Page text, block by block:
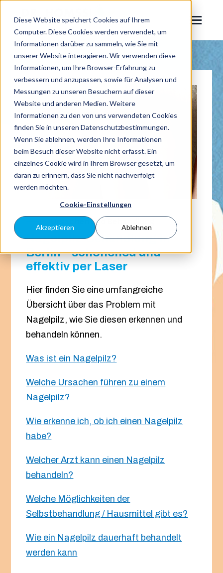
Diese Website speichert Cookies auf Ihrem
Computer. Diese Cookies werden verwendet, um
Informationen darüber zu sammeln, wie Sie mit
unserer Website interagieren. Wir verwenden diese
Informationen, um Ihre Browser-Erfahrung zu
verbessern und anzupassen, sowie für Analysen und
Messungen zu unseren Besuchern auf dieser
Website und anderen Medien. Weitere
Informationen zu den von uns verwendeten Cookies
finden Sie in unseren Datenschutzbestimmungen.
Wenn Sie ablehnen, werden Ihre Informationen
beim Besuch dieser Website nicht erfasst. Ein
einzelnes Cookie wird in Ihrem Browser gesetzt, um
daran zu erinnern, dass Sie nicht nachverfolgt
werden möchten.
Cookie-Einstellungen
Akzeptieren Ablehnen
SKIP
Toggle
Dr. Homssi
Eingewachsener Zehennagel Toggle
children
for
Zehennagel
Ratgeber
Suchen
Ursachen und Behandlung
Nagelpilz-Behandlung in
Berlin – schonened und
effektiv per Laser
Hier finden Sie eine umfangreiche
Übersicht über das Problem mit
Nagelpilz, wie Sie diesen erkennen und
behandeln können.
Was ist ein Nagelpilz?
Welche Ursachen führen zu einem
Nagelpilz?
Wie erkenne ich, ob ich einen Nagelpilz
habe?
Welcher Arzt kann einen Nagelpilz
behandeln?
Welche Möglichkeiten der
Selbstbehandlung / Hausmittel gibt es?
Wie ein Nagelpilz dauerhaft behandelt
werden kann